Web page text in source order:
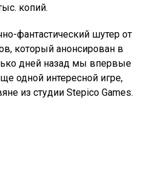
копий.
фантастический шутер от
который анонсирован в
дней назад мы впервые
одной интересной игре,
из студии Stepico Games.